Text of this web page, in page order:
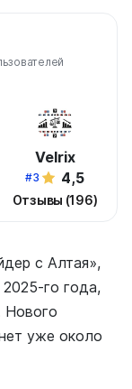
Velrix
#3 4,5
Отзывы (196)
с Алтая»,
го года,
Нового
уже около